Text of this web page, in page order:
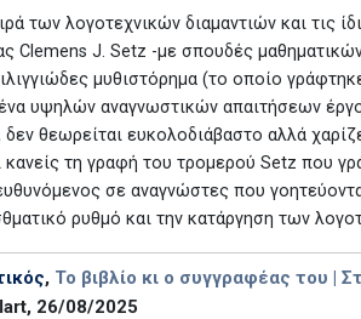
των λογοτεχνικών διαμαντιών και τις
Clemens J. Setz -με σπουδές
μυθιστόρημα (το οποίο
υψηλών αναγνωστικών απαιτήσεων
θεωρείται ευκολοδιάβαστο αλλά
κανείς τη γραφή του τρομερού Setz που
σε αναγνώστες που
ρυθμό και την κατάργηση των
, Το βιβλίο κι ο συγγραφέας του |
26/08/2025